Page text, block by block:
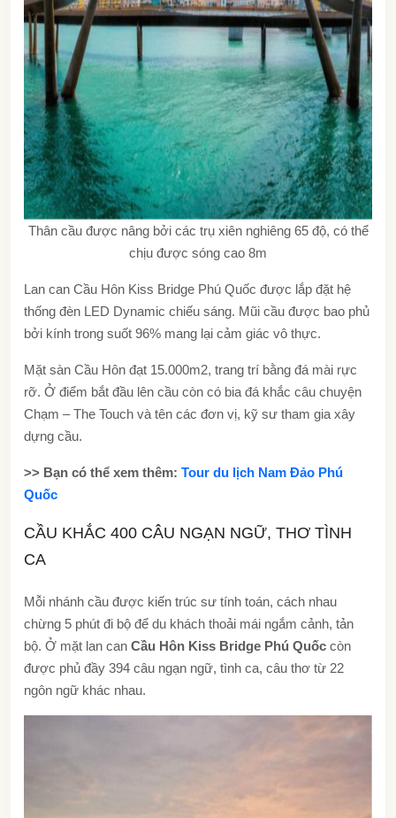
Thân cầu được nâng bởi các trụ xiên nghiêng 65 độ, có thể
chịu được sóng cao 8m
Lan can Cầu Hôn Kiss Bridge Phú Quốc được lắp đặt hệ
thống đèn LED Dynamic chiếu sáng. Mũi cầu được bao phủ
bởi kính trong suốt 96% mang lại cảm giác vô thực.
Mặt sàn Cầu Hôn đạt 15.000m2, trang trí bằng đá mài rực
rỡ. Ở điểm bắt đầu lên cầu còn có bia đá khắc câu chuyện
Chạm – The Touch và tên các đơn vị, kỹ sư tham gia xây
dựng cầu.
>> Bạn có thể xem thêm: Tour du lịch Nam Đảo Phú
Quốc
CẦU KHẮC 400 CÂU NGẠN NGỮ, THƠ TÌNH
CA
Mỗi nhánh cầu được kiến trúc sư tính toán, cách nhau
chừng 5 phút đi bộ để du khách thoải mái ngắm cảnh, tản
bộ. Ở mặt lan can Cầu Hôn Kiss Bridge Phú Quốc còn
được phủ đầy 394 câu ngạn ngữ, tình ca, câu thơ từ 22
ngôn ngữ khác nhau.